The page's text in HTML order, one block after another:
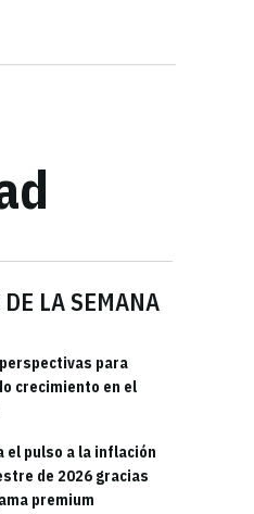
LA SEMANA
para
crecimiento en el
el pulso a la inflación
de 2026 gracias
premium